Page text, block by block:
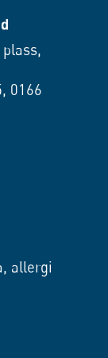
0166
allergi